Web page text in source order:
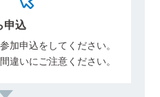
申込
加申込をしてください。
違いにご注意ください。